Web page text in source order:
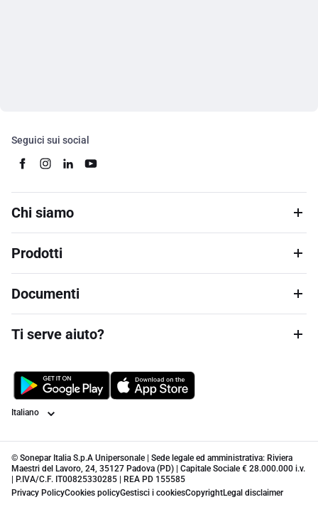
Seguici sui social
Chi siamo
Prodotti
Documenti
Ti serve aiuto?
Lingua
© Sonepar Italia S.p.A Unipersonale | Sede legale ed amministrativa: Riviera
Maestri del Lavoro, 24, 35127 Padova (PD) | Capitale Sociale € 28.000.000 i.v.
| P.IVA/C.F. IT00825330285 | REA PD 155585
Privacy PolicyCookies policyGestisci i cookiesCopyrightLegal disclaimer